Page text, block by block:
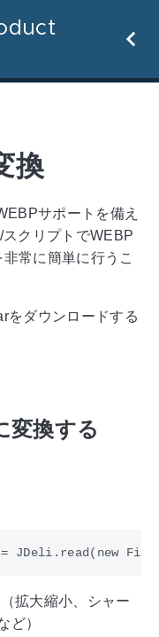
換
サポートを備え
クリプトでWEBP
常に簡単に行うこ
をダウンロードする
変換する
拡大縮小、シャー
ど）